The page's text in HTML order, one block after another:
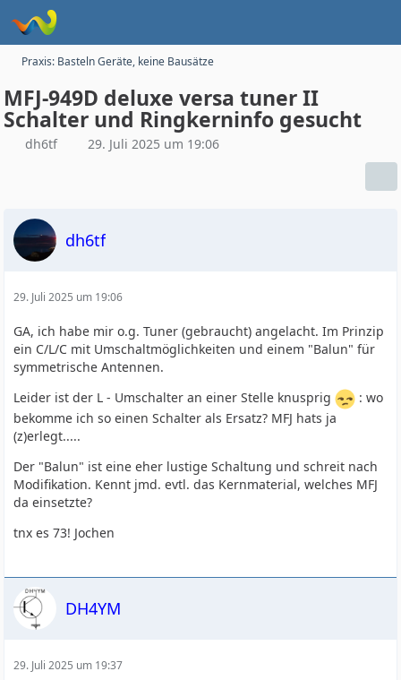
Praxis: Basteln Geräte, keine Bausätze
MFJ-949D deluxe versa tuner II
Schalter und Ringkerninfo gesucht
dh6tf 29. Juli 2025 um 19:06
dh6tf
29. Juli 2025 um 19:06
GA, ich habe mir o.g. Tuner (gebraucht) angelacht. Im Prinzip
ein C/L/C mit Umschaltmöglichkeiten und einem "Balun" für
symmetrische Antennen.
Leider ist der L - Umschalter an einer Stelle knusprig
: wo
bekomme ich so einen Schalter als Ersatz? MFJ hats ja
(z)erlegt.....
Der "Balun" ist eine eher lustige Schaltung und schreit nach
Modifikation. Kennt jmd. evtl. das Kernmaterial, welches MFJ
da einsetzte?
tnx es 73! Jochen
DH4YM
29. Juli 2025 um 19:37